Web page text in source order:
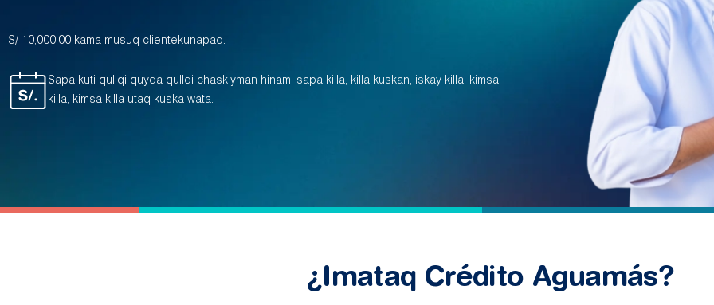
S/ 10,000.00 kama musuq clientekunapaq.
Sapa kuti qullqi quyqa qullqi chaskiyman hinam: sapa killa, killa kuskan, iskay killa, kimsa
killa, kimsa killa utaq kuska wata.
¿Imataq Crédito Aguamás?